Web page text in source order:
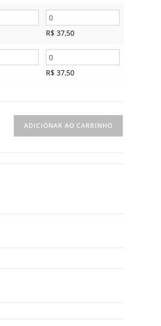
R$ 37,50
R$ 37,50
ADICIONAR AO CARRINHO